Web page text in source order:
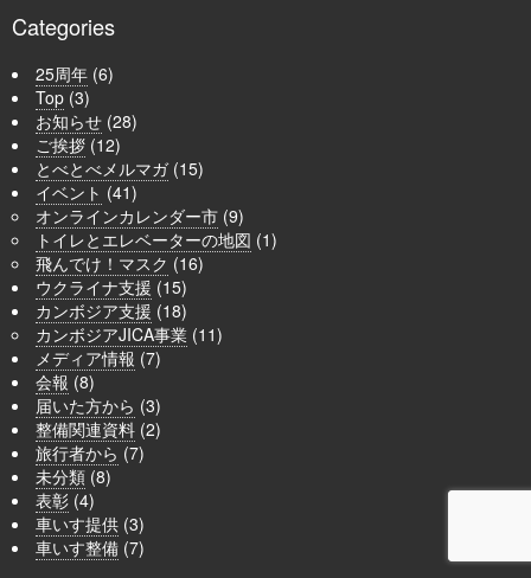
Categories
25周年 (6)
Top (3)
お知らせ (28)
ご挨拶 (12)
とべとべメルマガ(15)
イベント (41)
オンラインカレンダー市 (9)
トイレとエレベーターの地図 (1)
飛んでけ！マスク (16)
ウクライナ支援 (15)
カンボジア支援 (18)
カンボジアJICA事業 (11)
メディア情報 (7)
会報 (8)
届いた方から (3)
整備関連資料 (2)
旅行者から (7)
未分類 (8)
表彰 (4)
車いす提供 (3)
車いす整備 (7)